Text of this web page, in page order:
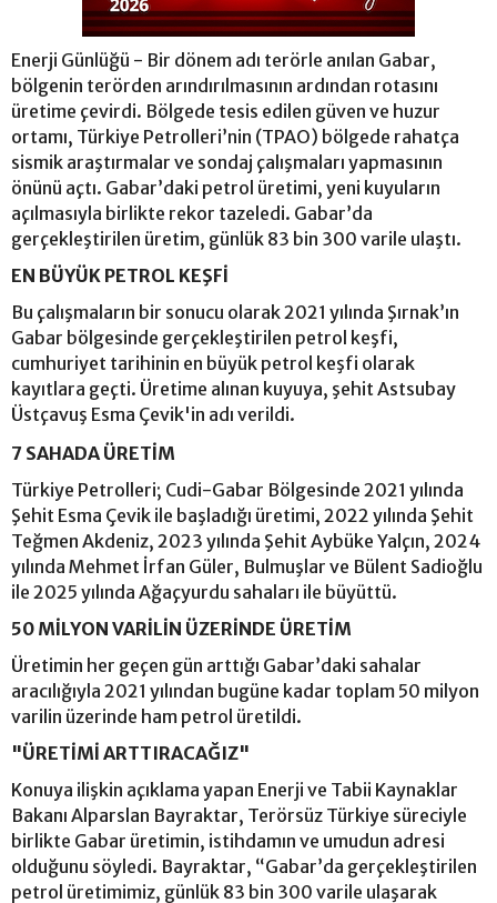
Enerji Günlüğü - Bir dönem adı terörle anılan Gabar,
bölgenin terörden arındırılmasının ardından rotasını
üretime çevirdi. Bölgede tesis edilen güven ve huzur
ortamı, Türkiye Petrolleri’nin (TPAO) bölgede rahatça
sismik araştırmalar ve sondaj çalışmaları yapmasının
önünü açtı. Gabar’daki petrol üretimi, yeni kuyuların
açılmasıyla birlikte rekor tazeledi. Gabar’da
gerçekleştirilen üretim, günlük 83 bin 300 varile ulaştı.
EN BÜYÜK PETROL KEŞFİ
Bu çalışmaların bir sonucu olarak 2021 yılında Şırnak’ın
Gabar bölgesinde gerçekleştirilen petrol keşfi,
cumhuriyet tarihinin en büyük petrol keşfi olarak
kayıtlara geçti. Üretime alınan kuyuya, şehit Astsubay
Üstçavuş Esma Çevik'in adı verildi.
7 SAHADA ÜRETİM
Türkiye Petrolleri; Cudi-Gabar Bölgesinde 2021 yılında
Şehit Esma Çevik ile başladığı üretimi, 2022 yılında Şehit
Teğmen Akdeniz, 2023 yılında Şehit Aybüke Yalçın, 2024
yılında Mehmet İrfan Güler, Bulmuşlar ve Bülent Sadioğlu
ile 2025 yılında Ağaçyurdu sahaları ile büyüttü.
50 MİLYON VARİLİN ÜZERİNDE ÜRETİM
Üretimin her geçen gün arttığı Gabar’daki sahalar
aracılığıyla 2021 yılından bugüne kadar toplam 50 milyon
varilin üzerinde ham petrol üretildi.
"ÜRETİMİ ARTTIRACAĞIZ"
Konuya ilişkin açıklama yapan Enerji ve Tabii Kaynaklar
Bakanı Alparslan Bayraktar, Terörsüz Türkiye süreciyle
birlikte Gabar üretimin, istihdamın ve umudun adresi
olduğunu söyledi. Bayraktar, “Gabar’da gerçekleştirilen
petrol üretimimiz, günlük 83 bin 300 varile ulaşarak